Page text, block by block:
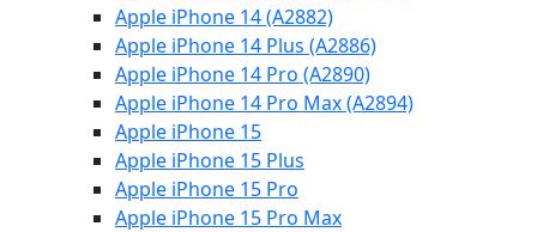
Apple iPhone 14 (A2882)
Apple iPhone 14 Plus (A2886)
Apple iPhone 14 Pro (A2890)
Apple iPhone 14 Pro Max (A2894)
Apple iPhone 15
Apple iPhone 15 Plus
Apple iPhone 15 Pro
Apple iPhone 15 Pro Max